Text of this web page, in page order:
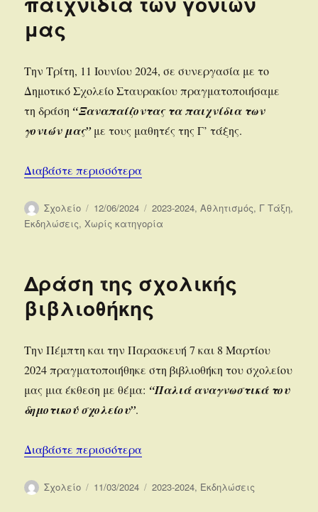
μας
Την Τρίτη, 11 Ιουνίου 2024, σε συνεργασία με το
Δημοτικό Σχολείο Σταυρακίου πραγματοποιήσαμε
τη δράση “Ξαναπαίζοντας τα παιχνίδια των
γονιών μας”με τους μαθητές της Γ’ τάξης.
Διαβάστε περισσότερα
Συντάκτης
Σχολείο
Δημοσιεύτηκε
την
12/06/2024 Κατηγορίες
2023-2024,Αθλητισμός, Γ Τάξη,
Εκδηλώσεις,Χωρίς κατηγορία
Δράση της σχολικής
βιβλιοθήκης
Την Πέμπτη και την Παρασκευή 7 και 8 Μαρτίου
2024 πραγματοποιήθηκε στη βιβλιοθήκη του σχολείου
μας μια έκθεση με θέμα: “Παλιά αναγνωστικά του
δημοτικού σχολείου”.
Διαβάστε περισσότερα
Συντάκτης
Σχολείο
Δημοσιεύτηκε
11/03/2024 Κατηγορίες
2023-2024, Εκδηλώσεις